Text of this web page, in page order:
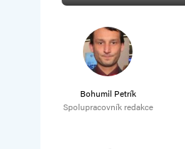
Bohumil Petrík
Spolupracovník redakce